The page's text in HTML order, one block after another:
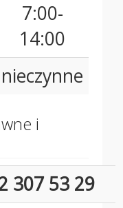
7:00-
14:00
nieczynne
i
307 53 29